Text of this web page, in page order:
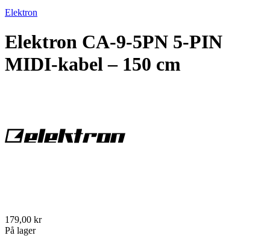
Elektron
Elektron CA-9-5PN 5-PIN
MIDI-kabel – 150 cm
179,00 kr
På lager